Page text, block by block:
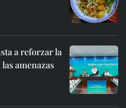
a reforzar la
amenazas